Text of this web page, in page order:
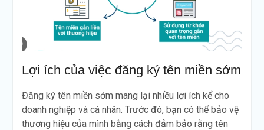
Lợi ích của việc đăng ký tên miền sớm
Đăng ký tên miền sớm mang lại nhiều lợi ích kể cho
doanh nghiệp và cá nhân. Trước đó, bạn có thể bảo vệ
thương hiệu của mình bằng cách đảm bảo rằng tên